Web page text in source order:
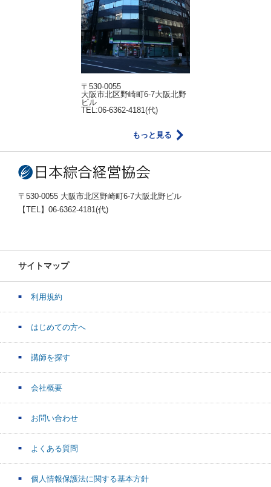
〒530-0055
大阪市北区野崎町6-7大阪北野
ビル
TEL:06-6362-4181(代)
もっと見る
〒530-0055 大阪市北区野崎町6-7大阪北野ビル
【TEL】06-6362-4181(代)
サイトマップ
利用規約
はじめての方へ
講師を探す
会社概要
お問い合わせ
よくある質問
個人情報保護法に関する基本方針